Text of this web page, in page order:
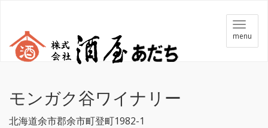
メ
ニ
menu
モンガク谷ワイナリー
北海道余市郡余市町登町1982-1